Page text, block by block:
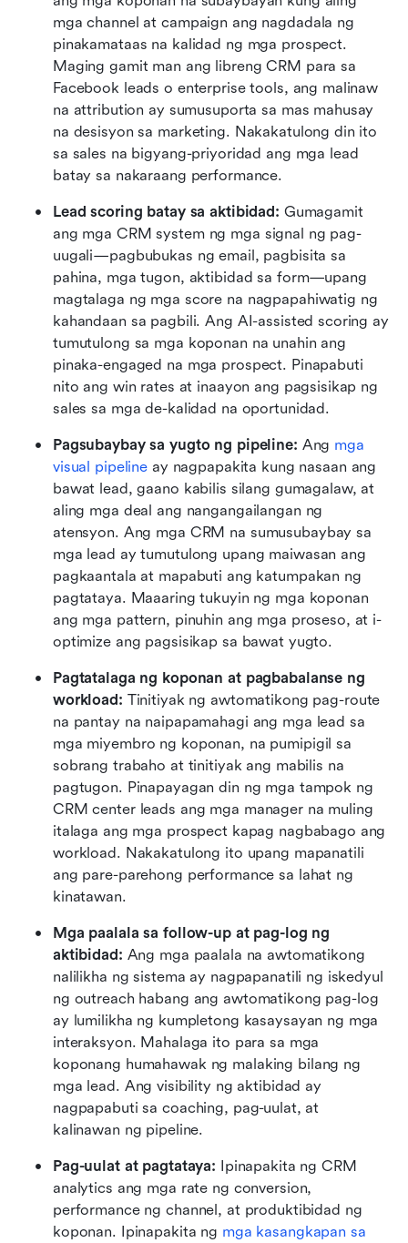
mga channel at campaign ang nagdadala ng
pinakamataas na kalidad ng mga prospect.
Maging gamit man ang libreng CRM para sa
Facebook leads o enterprise tools, ang malinaw
na attribution ay sumusuporta sa mas mahusay
na desisyon sa marketing. Nakakatulong din ito
sa sales na bigyang-priyoridad ang mga lead
batay sa nakaraang performance.
Lead scoring batay sa aktibidad: Gumagamit
ang mga CRM system ng mga signal ng pag-
uugali—pagbubukas ng email, pagbisita sa
pahina, mga tugon, aktibidad sa form—upang
magtalaga ng mga score na nagpapahiwatig ng
kahandaan sa pagbili. Ang AI-assisted scoring ay
tumutulong sa mga koponan na unahin ang
pinaka-engaged na mga prospect. Pinapabuti
nito ang win rates at inaayon ang pagsisikap ng
sales sa mga de-kalidad na oportunidad.
Pagsubaybay sa yugto ng pipeline: Ang mga
visual pipeline ay nagpapakita kung nasaan ang
bawat lead, gaano kabilis silang gumagalaw, at
aling mga deal ang nangangailangan ng
atensyon. Ang mga CRM na sumusubaybay sa
mga lead ay tumutulong upang maiwasan ang
pagkaantala at mapabuti ang katumpakan ng
pagtataya. Maaaring tukuyin ng mga koponan
ang mga pattern, pinuhin ang mga proseso, at i-
optimize ang pagsisikap sa bawat yugto.
Pagtatalaga ng koponan at pagbabalanse ng
workload: Tinitiyak ng awtomatikong pag-route
na pantay na naipapamahagi ang mga lead sa
mga miyembro ng koponan, na pumipigil sa
sobrang trabaho at tinitiyak ang mabilis na
pagtugon. Pinapayagan din ng mga tampok ng
CRM center leads ang mga manager na muling
italaga ang mga prospect kapag nagbabago ang
workload. Nakakatulong ito upang mapanatili
ang pare-parehong performance sa lahat ng
kinatawan.
Mga paalala sa follow-up at pag-log ng
aktibidad: Ang mga paalala na awtomatikong
nalilikha ng sistema ay nagpapanatili ng iskedyul
ng outreach habang ang awtomatikong pag-log
ay lumilikha ng kumpletong kasaysayan ng mga
interaksyon. Mahalaga ito para sa mga
koponang humahawak ng malaking bilang ng
mga lead. Ang visibility ng aktibidad ay
nagpapabuti sa coaching, pag-uulat, at
kalinawan ng pipeline.
Pag-uulat at pagtataya: Ipinapakita ng CRM
analytics ang mga rate ng conversion,
performance ng channel, at produktibidad ng
koponan. Ipinapakita ng mga kasangkapan sa